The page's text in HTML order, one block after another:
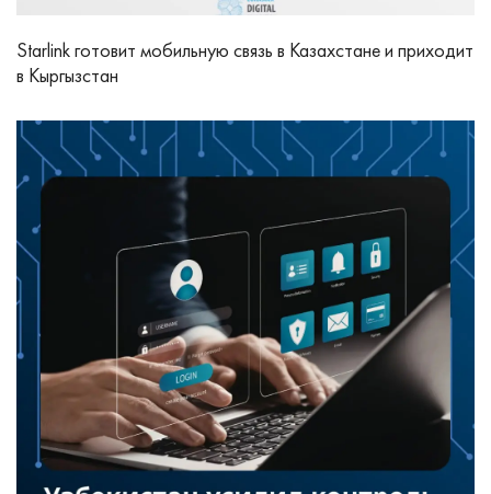
Starlink готовит мобильную связь в Казахстане и приходит
в Кыргызстан